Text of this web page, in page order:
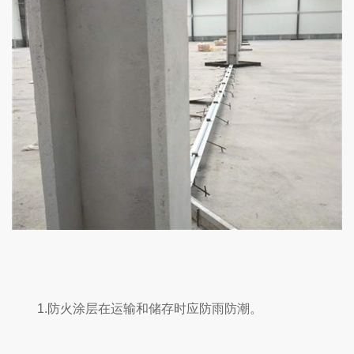
1.防火涂层在运输和储存时应防雨防潮。